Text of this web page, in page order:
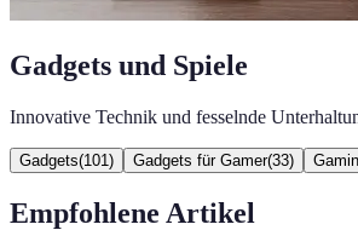
Gadgets und Spiele
Innovative Technik und fesselnde
Gadgets(101 ) Gadgets für Gamer(33)
Empfohlene Artikel